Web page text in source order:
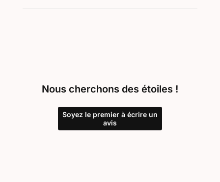
Nous cherchons des étoiles !
Soyez le premier à écrire un
avis